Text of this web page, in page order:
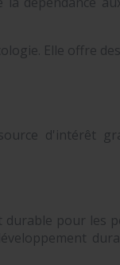
Elle offre
d'intérêt
pour les